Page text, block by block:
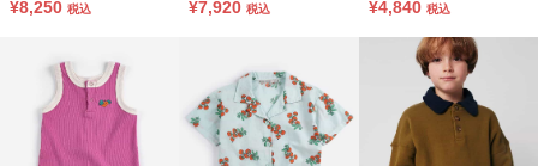
【キッズ】
¥8,250 税込 ¥7,920 税込
ー】
¥4,840 税込